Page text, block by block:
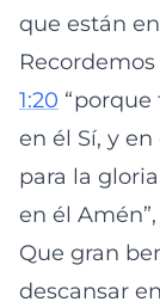
que están
1:20 “porque
en él Sí, y
para la
en él
Que gran
descansar